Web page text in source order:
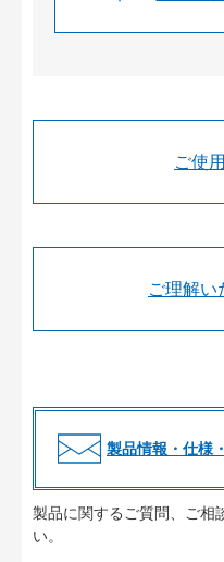
ご使
ご理解い
製品情報・仕様
製品に関するご質問、ご相
い。